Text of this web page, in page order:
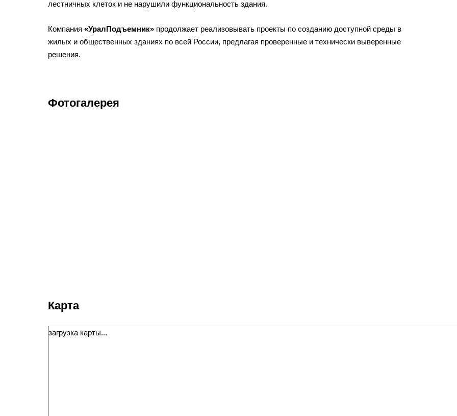
лестничных клеток и не нарушили функциональность здания.
Компания «УралПодъемник» продолжает реализовывать проекты по созданию доступной среды в
жилых и общественных зданиях по всей России, предлагая проверенные и технически выверенные
решения.
Фотогалерея
Карта
загрузка карты...